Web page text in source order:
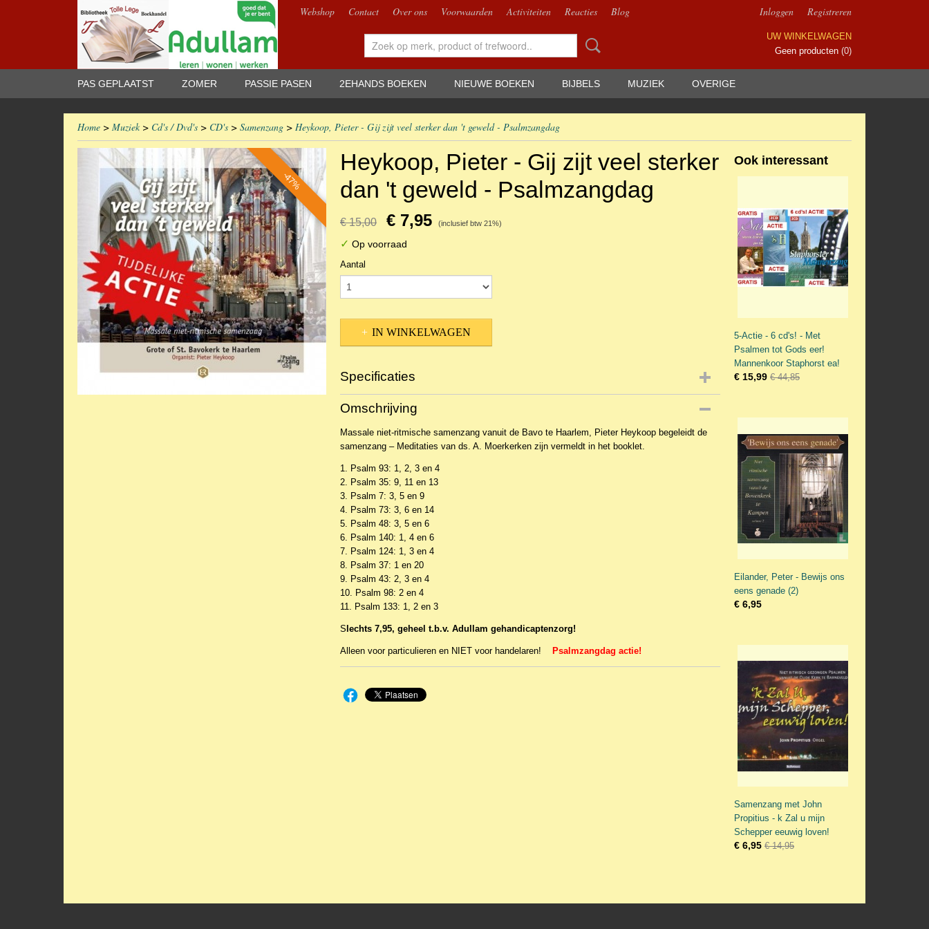
Webshop Contact Over ons Voorwaarden Activiteiten Reacties Blog Inloggen Registreren
UW WINKELWAGEN
Geen producten (0)
PAS GEPLAATST ZOMER PASSIE PASEN 2EHANDS BOEKEN NIEUWE BOEKEN BIJBELS MUZIEK OVERIGE
Home > Muziek> Cd's / Dvd's > CD's > Samenzang > Heykoop, Pieter - Gij zijt veel sterker dan 't geweld - Psalmzangdag
-47%
Heykoop, Pieter - Gij zijt veel sterker
dan 't geweld - Psalmzangdag
€ 15,00 € 7,95 (inclusief btw 21%)
✓ Op voorraad
Aantal
IN WINKELWAGEN
Specificaties
Productcode
EAN code
Productcode leverancier
Excellent Recordings
Omschrijving
Massale niet-ritmische samenzang vanuit de Bavo te Haarlem, Pieter Heykoop begeleidt de
samenzang – Meditaties van ds. A. Moerkerken zijn vermeldt in het booklet.
1. Psalm 93: 1, 2, 3 en 4
2. Psalm 35: 9, 11 en 13
3. Psalm 7: 3, 5 en 9
4. Psalm 73: 3, 6 en 14
5. Psalm 48: 3, 5 en 6
6. Psalm 140: 1, 4 en 6
7. Psalm 124: 1, 3 en 4
8. Psalm 37: 1 en 20
9. Psalm 43: 2, 3 en 4
10. Psalm 98: 2 en 4
11. Psalm 133: 1, 2 en 3
S lechts 7,95, geheel t.b.v. Adullam gehandicaptenzorg!
Alleen voor particulieren en NIET voor handelaren! Psalmzangdag actie!
Ook interessant
5-Actie - 6 cd's! - Met
Psalmen tot Gods eer!
Mannenkoor Staphorst ea!
€ 15,99 € 44,85
Eilander, Peter - Bewijs ons
eens genade (2)
€ 6,95
Samenzang met John
Propitius - k Zal u mijn
Schepper eeuwig loven!
€ 6,95 € 14,95